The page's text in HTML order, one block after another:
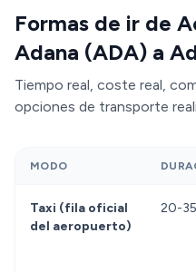
requerían conocimiento
incómodos con
preestablecido evitaba
garantizando
fijo sin sorpresas.
Formas de ir de
Adana (ADA) a
Tiempo real, coste real,
opciones de transporte
MODO
Taxi (fila oficial
del aeropuerto)
20-